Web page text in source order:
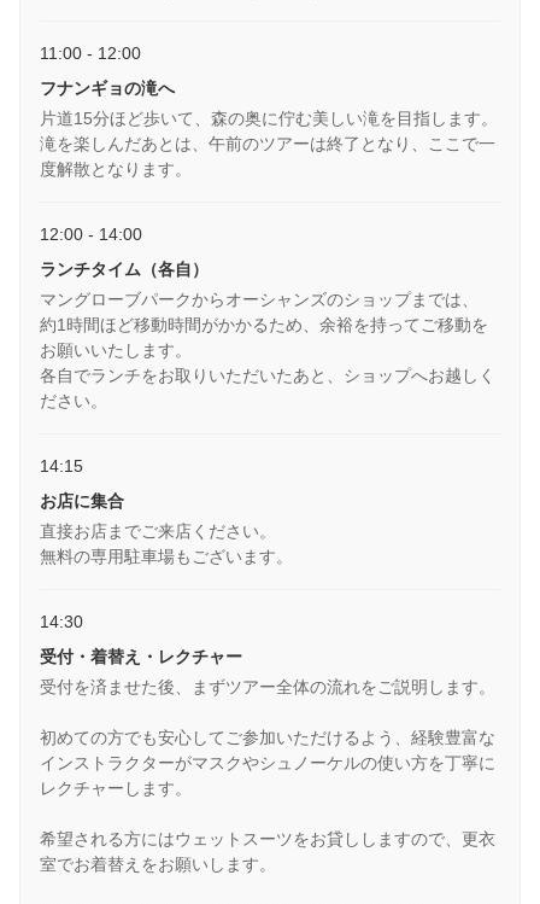
11:00 - 12:00
フナンギョの滝へ
片道15分ほど歩いて、森の奥に佇む美しい滝を目指します。
滝を楽しんだあとは、午前のツアーは終了となり、ここで一
度解散となります。
12:00 - 14:00
ランチタイム（各自）
マングローブパークからオーシャンズのショップまでは、
約1時間ほど移動時間がかかるため、余裕を持ってご移動を
お願いいたします。
各自でランチをお取りいただいたあと、ショップへお越しく
ださい。
14:15
お店に集合
直接お店までご来店ください。
無料の専用駐車場もございます。
14:30
受付・着替え・レクチャー
受付を済ませた後、まずツアー全体の流れをご説明します。
初めての方でも安心してご参加いただけるよう、経験豊富な
インストラクターがマスクやシュノーケルの使い方を丁寧に
レクチャーします。
希望される方にはウェットスーツをお貸ししますので、更衣
室でお着替えをお願いします。